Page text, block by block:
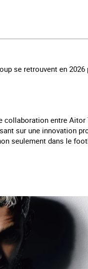
se retrouvent en 2026
collaboration entre
sur une innovation
seulement dans le